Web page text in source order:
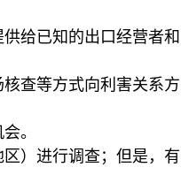
给已知的出口经营者和
查等方式向利害关系方
。
）进行调查；但是，有